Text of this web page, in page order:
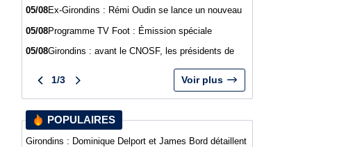
05/08Ex-Girondins : Rémi Oudin se lance un nouveau
05/08Programme TV Foot : Émission spéciale
05/08Girondins : avant le CNOSF, les présidents de
dénoncent un "passe-droit"
1/3 Voir plus
POPULAIRES
Girondins : Dominique Delport et James Bord détaillent